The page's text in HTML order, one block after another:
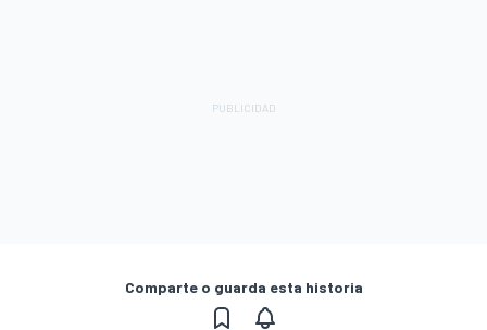
Comparte o guarda esta historia